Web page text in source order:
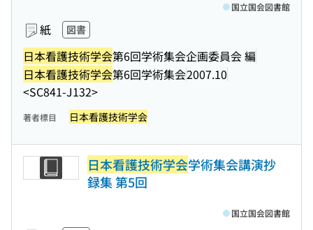
紙 図書
日本看護技術学会第6回学術集会企画委員会 編
日本看護技術学会第6回学術集会2007.10
<SC841-J132>
国立国会図書館
著者標目 日本看護技術学会
日本看護技術学会学術集会講演抄
録集 第5回
国立国会図書館